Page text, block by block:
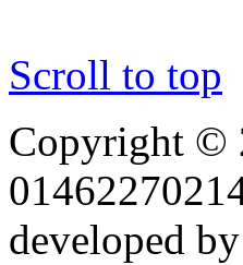
Scroll to top
Copyright ©
developed by